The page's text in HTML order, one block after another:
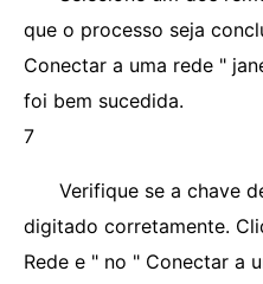
que o processo seja
Conectar a uma rede "
foi bem sucedida.
7
Verifique se a chave
digitado corretamente.
Rede e " no " Conectar a